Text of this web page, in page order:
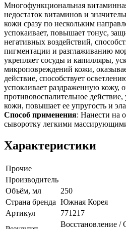
Многофункциональная
недостаток витаминов и
кожи сразу по нескольким
успокаивает, повышает тонус,
негативных воздействий,
пигментации и разглаживанию
укрепляет сосуды и капилляры,
микроповреждений кожи,
действие, способствует
успокаивает раздраженную кожу,
противовоспалительное
кожи, повышает ее упругость и
Способ применения: Нанести на
сыворотку легкими
Характеристики
Прочие
Производитель
Объём, мл
250
Страна бренда Южная Корея
Артикул
771217
Восстановление